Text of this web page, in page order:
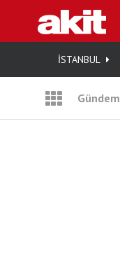
İSTANBUL
Gündem